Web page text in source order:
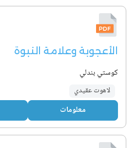
الأعجوبة وعلامة النبوة
كوستي بندلي
لاهوت عقيدي
معلومات